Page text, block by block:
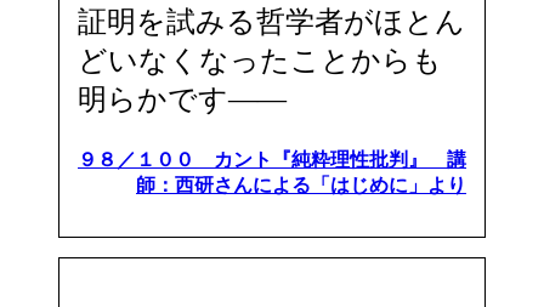
証明を試みる哲学者がほとん
どいなくなったことからも
明らかです――
９８／１００ カント『純粋理性批判』 講
師：西研さんによる「はじめに」より